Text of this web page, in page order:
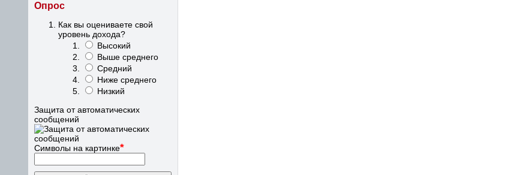
Опрос
Как вы оцениваете свой
уровень дохода?
Высокий
Выше среднего
Средний
Ниже среднего
Низкий
Защита от автоматических
сообщений
Символы на картинке*